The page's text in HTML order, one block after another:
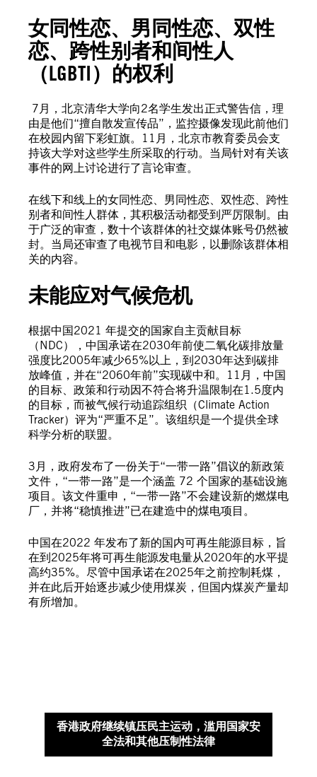
女同性恋、男同性恋、双性
恋、跨性别者和间性人
（LGBTI）的权利
7月，北京清华大学向2名学生发出正式警告信，理
由是他们“擅自散发宣传品”，监控摄像发现此前他们
在校园内留下彩虹旗。11月，北京市教育委员会支
持该大学对这些学生所采取的行动。当局针对有关该
事件的网上讨论进行了言论审查。
在线下和线上的女同性恋、男同性恋、双性恋、跨性
别者和间性人群体，其积极活动都受到严厉限制。由
于广泛的审查，数十个该群体的社交媒体账号仍然被
封。当局还审查了电视节目和电影，以删除该群体相
关的内容。
未能应对气候危机
根据中国2021 年提交的国家自主贡献目标
（NDC），中国承诺在2030年前使二氧化碳排放量
强度比2005年减少65%以上，到2030年达到碳排
放峰值，并在“2060年前”实现碳中和。11月，中国
的目标、政策和行动因不符合将升温限制在1.5度内
的目标，而被气候行动追踪组织（Climate Action
Tracker）评为“严重不足”。该组织是一个提供全球
科学分析的联盟。
3月，政府发布了一份关于“一带一路”倡议的新政策
文件，“一带一路”是一个涵盖 72 个国家的基础设施
项目。该文件重申，“一带一路”不会建设新的燃煤电
厂，并将“稳慎推进”已在建造中的煤电项目。
中国在2022 年发布了新的国内可再生能源目标，旨
在到2025年将可再生能源发电量从2020年的水平提
高约35%。尽管中国承诺在2025年之前控制耗煤，
并在此后开始逐步减少使用煤炭，但国内煤炭产量却
有所增加。
香港政府继续镇压民主运动，滥用国家安
全法和其他压制性法律